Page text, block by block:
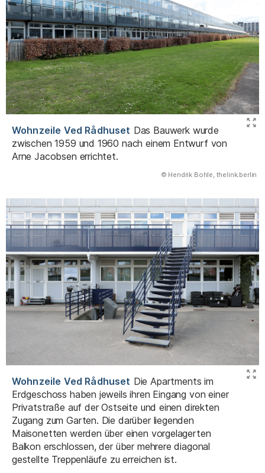
Wohnzeile Ved Rådhuset Das Bauwerk wurde
zwischen 1959 und 1960 nach einem Entwurf von
Arne Jacobsen errichtet.
© Hendrik Bohle, thelink.berlin
Wohnzeile Ved Rådhuset Die Apartments im
Erdgeschoss haben jeweils ihren Eingang von einer
Privatstraße auf der Ostseite und einen direkten
Zugang zum Garten. Die darüber liegenden
Maisonetten werden über einen vorgelagerten
Balkon erschlossen, der über mehrere diagonal
gestellte Treppenläufe zu erreichen ist.